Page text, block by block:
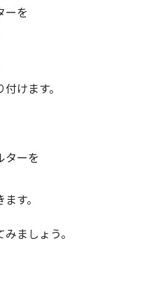
ーを
けます。
ターを
す。
ましょう。